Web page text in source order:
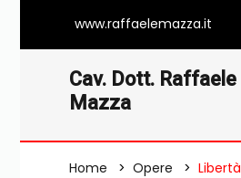
www.raffaelemazza.it
Cav. Dott. Raffaele
Mazza
Home Opere Libertà